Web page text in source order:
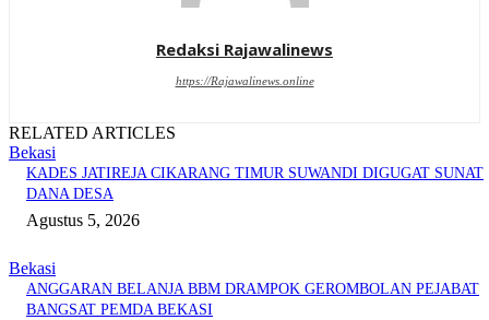
Redaksi Rajawalinews
https://Rajawalinews.online
RELATED ARTICLES
Bekasi
KADES JATIREJA CIKARANG TIMUR SUWANDI DIGUGAT SUNAT
DANA DESA
Agustus 5, 2026
Bekasi
ANGGARAN BELANJA BBM DRAMPOK GEROMBOLAN PEJABAT
BANGSAT PEMDA BEKASI